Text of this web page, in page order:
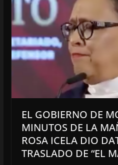
EL GOBIERNO DE
MINUTOS DE LA
ROSA ICELA DIO
TRASLADO DE “EL